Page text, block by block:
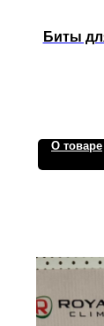
Биты
О товаре